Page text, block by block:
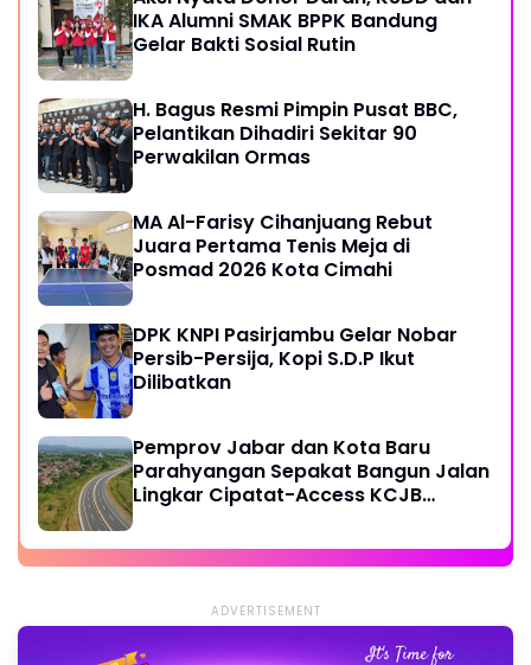
IKA Alumni SMAK BPPK Bandung
Gelar Bakti Sosial Rutin
H. Bagus Resmi Pimpin Pusat BBC,
Pelantikan Dihadiri Sekitar 90
Perwakilan Ormas
MA Al-Farisy Cihanjuang Rebut
Juara Pertama Tenis Meja di
Posmad 2026 Kota Cimahi
DPK KNPI Pasirjambu Gelar Nobar
Persib-Persija, Kopi S.D.P Ikut
Dilibatkan
Pemprov Jabar dan Kota Baru
Parahyangan Sepakat Bangun Jalan
Lingkar Cipatat-Access KCJB
ADVERTISEMENT